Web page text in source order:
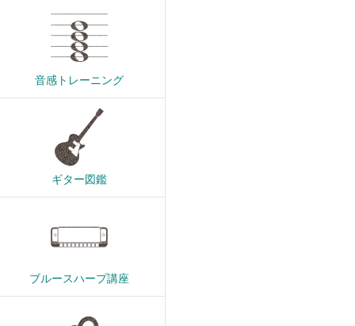
音感トレーニング
ギター図鑑
ブルースハープ講座